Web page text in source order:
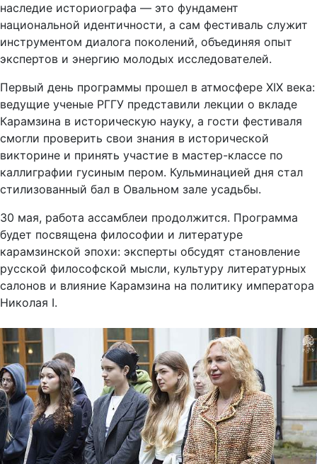
наследие историографа — это фундамент
национальной идентичности, а сам фестиваль служит
инструментом диалога поколений, объединяя опыт
экспертов и энергию молодых исследователей.
Первый день программы прошел в атмосфере XIX века:
ведущие ученые РГГУ представили лекции о вкладе
Карамзина в историческую науку, а гости фестиваля
смогли проверить свои знания в исторической
викторине и принять участие в мастер-классе по
каллиграфии гусиным пером. Кульминацией дня стал
стилизованный бал в Овальном зале усадьбы.
30 мая, работа ассамблеи продолжится. Программа
будет посвящена философии и литературе
карамзинской эпохи: эксперты обсудят становление
русской философской мысли, культуру литературных
салонов и влияние Карамзина на политику императора
Николая I.